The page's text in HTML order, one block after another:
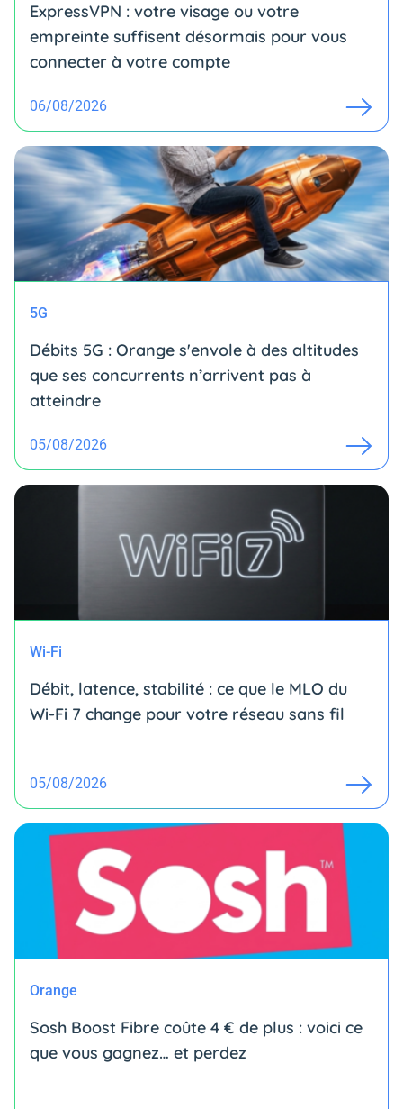
ExpressVPN : votre visage ou votre
empreinte suffisent désormais pour vous
connecter à votre compte
06/08/2026
5G
Débits 5G : Orange s'envole à des altitudes
que ses concurrents n’arrivent pas à
atteindre
05/08/2026
Wi-Fi
Débit, latence, stabilité : ce que le MLO du
Wi-Fi 7 change pour votre réseau sans fil
05/08/2026
Orange
Sosh Boost Fibre coûte 4 € de plus : voici ce
que vous gagnez… et perdez